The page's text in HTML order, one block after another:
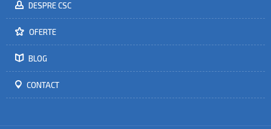
DESPRE CSC
OFERTE
BLOG
CONTACT